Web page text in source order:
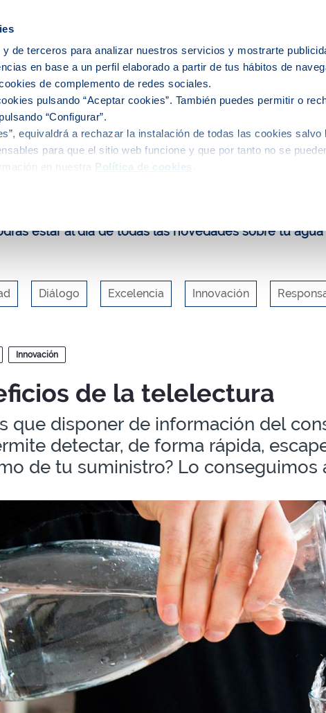
de terceros para analizar nuestros servicios y mostrarte
en base a un perfil elaborado a partir de tus hábitos de
de complemento de redes sociales.
pulsando “Aceptar cookies”. También puedes permitir o
“Configurar”.
equivaldrá a rechazar la instalación de todas las cookies salvo
para que el sitio web funcione y que por tanto no se
en nuestra Política de cookies
del agua El agua en tu ciudad
y participa Blog Beneficios de la telelectura
estar al día de todas las novedades sobre tu agua
Diálogo Excelencia Innovación
Innovación
de la telelectura
que disponer de información del
detectar, de forma rápida,
de tu suministro? Lo conseguimos